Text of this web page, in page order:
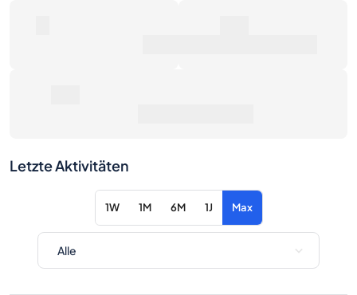
Letzte Aktivitäten
1W 1M 6M 1J Max